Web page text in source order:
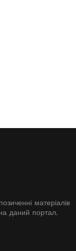
матеріалів
даний портал.